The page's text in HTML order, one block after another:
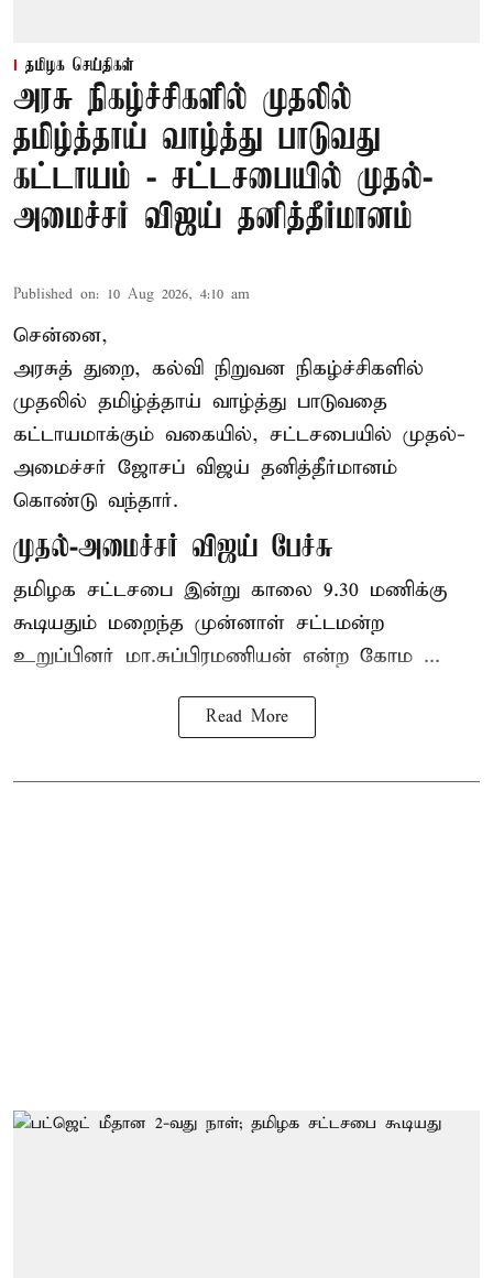
தமிழக செய்திகள்
அரசு நிகழ்ச்சிகளில் முதலில்
தமிழ்த்தாய் வாழ்த்து பாடுவது
கட்டாயம் - சட்டசபையில் முதல்-
அமைச்சர் விஜய் தனித்தீர்மானம்
Published on: 10 Aug 2026, 4:10 am
சென்னை,
அரசுத் துறை, கல்வி நிறுவன நிகழ்ச்சிகளில்
முதலில் தமிழ்த்தாய் வாழ்த்து பாடுவதை
கட்டாயமாக்கும் வகையில், சட்டசபையில் முதல்-
அமைச்சர் ஜோசப் விஜய் தனித்தீர்மானம்
கொண்டு வந்தார்.
முதல்-அமைச்சர் விஜய் பேச்சு
தமிழக சட்டசபை இன்று காலை 9.30 மணிக்கு
கூடியதும் மறைந்த முன்னாள் சட்டமன்ற
உறுப்பினர் மா.சுப்பிரமணியன் என்ற கோம ...
Read More